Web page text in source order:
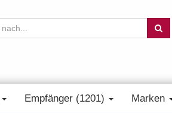
Empfänger (1201) Marken